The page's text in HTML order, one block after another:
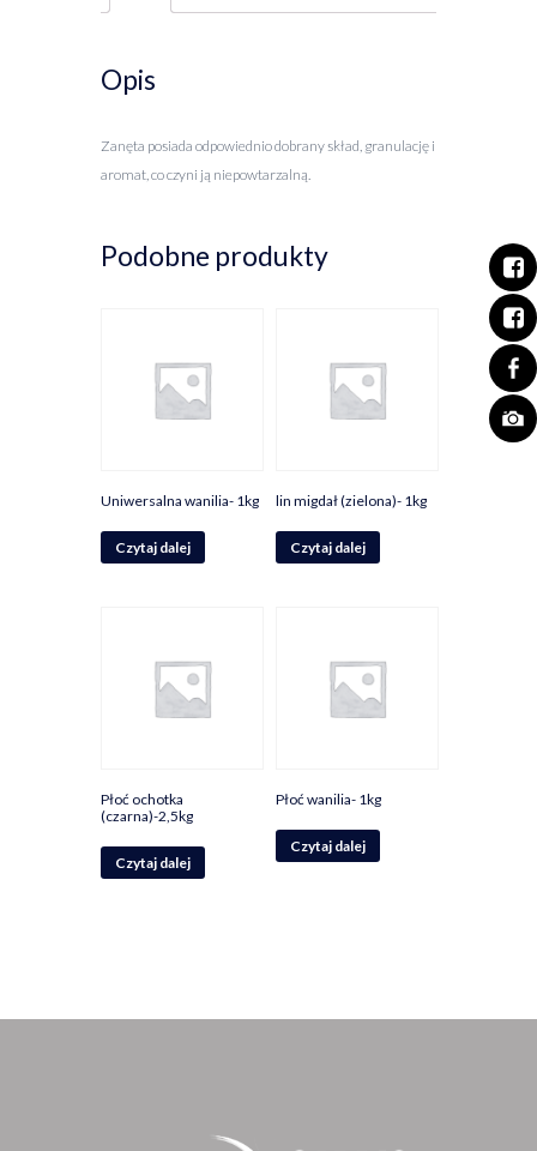
Opis
Zanęta posiada odpowiednio dobrany skład, granulację i
aromat, co czyni ją niepowtarzalną.
Podobne produkty
Uniwersalna wanilia- 1kg
Czytaj dalej
lin migdał (zielona)- 1kg
Czytaj dalej
Płoć ochotka
(czarna)-2,5kg
Czytaj dalej
Płoć wanilia- 1kg
Czytaj dalej